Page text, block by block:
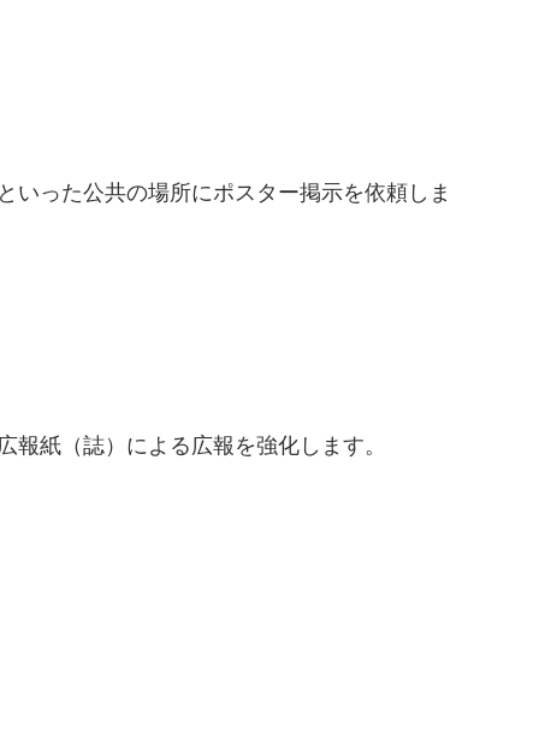
いった公共の場所にポスター掲示を依頼しま
紙（誌）による広報を強化します。